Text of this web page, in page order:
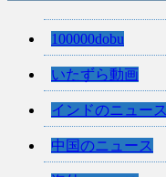
100000dobu
いたずら動画
インドのニュース
中国のニュース